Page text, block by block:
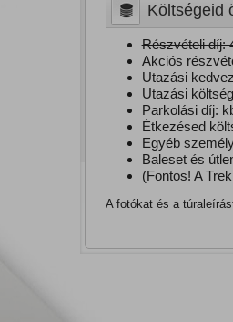
Költségeid
Részvételi díj:
Akciós
Utazási
Utazási
Parkolási díj:
Étkezésed
Egyéb
Baleset és
(Fontos! A
A fotókat és a